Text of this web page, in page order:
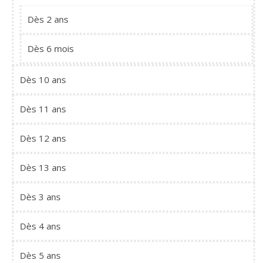
Dès 2 ans
Dès 6 mois
Dès 10 ans
Dès 11 ans
Dès 12 ans
Dès 13 ans
Dès 3 ans
Dès 4 ans
Dès 5 ans